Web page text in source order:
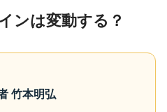
ンは変動する？
竹本明弘